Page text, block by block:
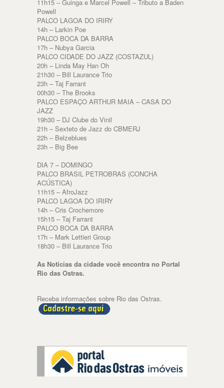
11h15 – Guinga e Marcel Powell – Tributo a Baden
Powell
PALCO LAGOA DO IRIRY
14h – Larkin Poe
PALCO BOCA DA BARRA
17h – Nubya Garcia
PALCO CIDADE DO JAZZ (COSTAZUL)
20h – Linda May Han Oh
21h30 – Bill Laurance Trio
23h – Taj Farrant
00h30 – The Brooks
PALCO ESPAÇO ARTHUR MAIA – CASA DO
JAZZ
19h30 – DJ Clube do Vinil
21h – Sexteto de Jazz do CBMERJ
22h – Belzeblues
23h – Big Bee
DIA 7 – DOMINGO
PALCO BRASIL PETROBRAS (CONCHA
ACÚSTICA)
11h15 – AfroJazz
PALCO LAGOA DO IRIRY
14h – Cris Crochemore
15h15 – Taj Farrant
PALCO BOCA DA BARRA
17h – Mark Lettieri Group
18h30 – Bill Laurance Trio
As Notícias da cidade você encontra no Portal
Rio das Ostras.
Receba informações sobre Rio das Ostras.